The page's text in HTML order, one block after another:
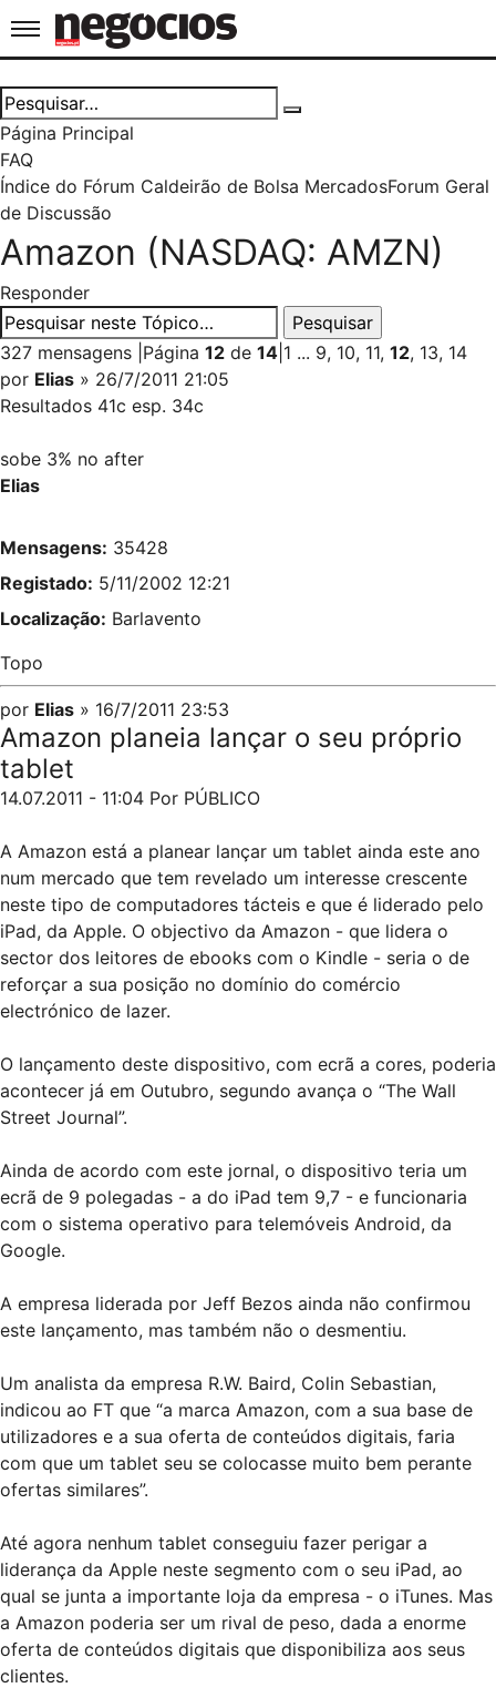
Jornal de Negócios
Página Principal
FAQ
Índice do Fórum Caldeirão de Bolsa MercadosForum Geral
de Discussão
Amazon (NASDAQ: AMZN)
Responder
327 mensagens Página 12 de 14 1 ... 9, 10, 11, 12, 13, 14
por Elias » 26/7/2011 21:05
Resultados 41c esp. 34c
sobe 3% no after
Elias
Mensagens: 35428
Registado: 5/11/2002 12:21
Localização: Barlavento
Topo
por Elias » 16/7/2011 23:53
Amazon planeia lançar o seu próprio
tablet
14.07.2011 - 11:04 Por PÚBLICO
A Amazon está a planear lançar um tablet ainda este ano
num mercado que tem revelado um interesse crescente
neste tipo de computadores tácteis e que é liderado pelo
iPad, da Apple. O objectivo da Amazon - que lidera o
sector dos leitores de ebooks com o Kindle - seria o de
reforçar a sua posição no domínio do comércio
electrónico de lazer.
O lançamento deste dispositivo, com ecrã a cores, poderia
acontecer já em Outubro, segundo avança o “The Wall
Street Journal”.
Ainda de acordo com este jornal, o dispositivo teria um
ecrã de 9 polegadas - a do iPad tem 9,7 - e funcionaria
com o sistema operativo para telemóveis Android, da
Google.
A empresa liderada por Jeff Bezos ainda não confirmou
este lançamento, mas também não o desmentiu.
Um analista da empresa R.W. Baird, Colin Sebastian,
indicou ao FT que “a marca Amazon, com a sua base de
utilizadores e a sua oferta de conteúdos digitais, faria
com que um tablet seu se colocasse muito bem perante
ofertas similares”.
Até agora nenhum tablet conseguiu fazer perigar a
liderança da Apple neste segmento com o seu iPad, ao
qual se junta a importante loja da empresa - o iTunes. Mas
a Amazon poderia ser um rival de peso, dada a enorme
oferta de conteúdos digitais que disponibiliza aos seus
clientes.